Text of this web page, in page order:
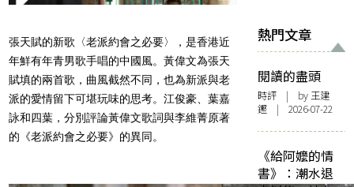
張天賦的新歌〈老派約會之必要〉，是香港近
年鮮有年青男歌手唱的中國風。黃偉文為張天
賦填的兩首歌，曲風截然不同，也為新派與老
派的愛情留下可堪玩味的思考。江俊豪、葉嘉
詠和四葉，分別評論黃偉文歌詞與李維菁原著
的《老派約會之必要》的異同。
熱門文章
閱讀的盡頭
時評 | by 王建
鏗 | 2026-07-22
《給阿嬤的情
書》：潮水退